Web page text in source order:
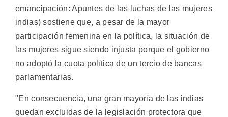
emancipación: Apuntes de las luchas de las mujeres
indias) sostiene que, a pesar de la mayor
participación femenina en la política, la situación de
las mujeres sigue siendo injusta porque el gobierno
no adoptó la cuota política de un tercio de bancas
parlamentarias.
"En consecuencia, una gran mayoría de las indias
quedan excluidas de la legislación protectora que